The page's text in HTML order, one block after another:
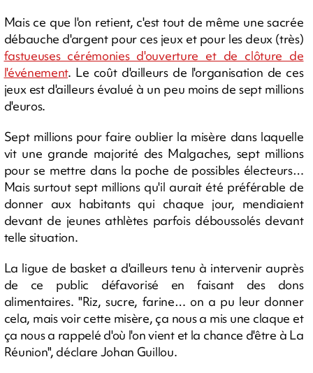
Mais ce que l'on retient, c'est tout de même une sacrée
débauche d'argent pour ces jeux et pour les deux (très)
fastueuses cérémonies d'ouverture et de clôture de
l'événement. Le coût d'ailleurs de l'organisation de ces
jeux est d'ailleurs évalué à un peu moins de sept millions
d'euros.
Sept millions pour faire oublier la misère dans laquelle
vit une grande majorité des Malgaches, sept millions
pour se mettre dans la poche de possibles électeurs…
Mais surtout sept millions qu'il aurait été préférable de
donner aux habitants qui chaque jour, mendiaient
devant de jeunes athlètes parfois déboussolés devant
telle situation.
La ligue de basket a d'ailleurs tenu à intervenir auprès
de ce public défavorisé en faisant des dons
alimentaires. "Riz, sucre, farine… on a pu leur donner
cela, mais voir cette misère, ça nous a mis une claque et
ça nous a rappelé d'où l'on vient et la chance d'être à La
Réunion", déclare Johan Guillou.